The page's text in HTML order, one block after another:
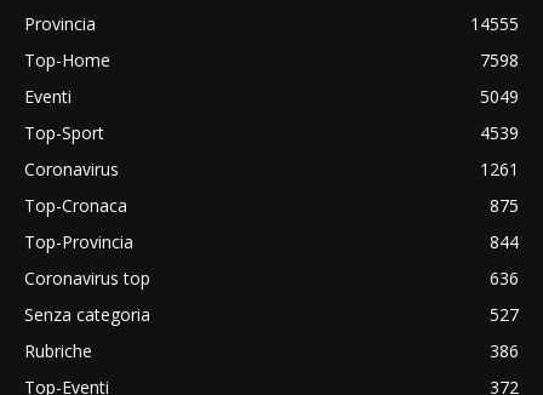
Provincia
14555
Top-Home
7598
Eventi
5049
Top-Sport
4539
Coronavirus
1261
Top-Cronaca
875
Top-Provincia
844
Coronavirus top
636
Senza categoria
527
Rubriche
386
Top-Eventi
372